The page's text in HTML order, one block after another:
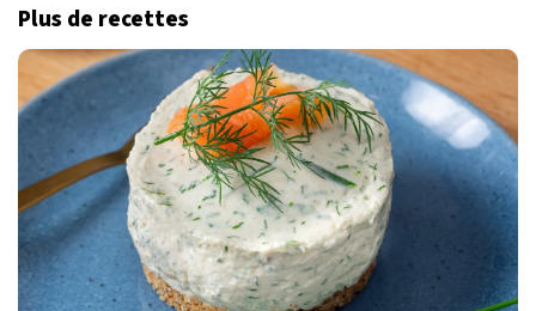
Plus de recettes